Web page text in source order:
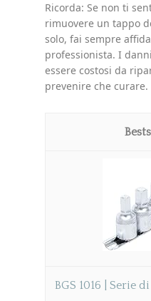
Ricorda: Se non ti
rimuovere un tappo
solo, fai sempre
professionista. I
essere costosi da
prevenire che curare.
BGS 1016 | Serie